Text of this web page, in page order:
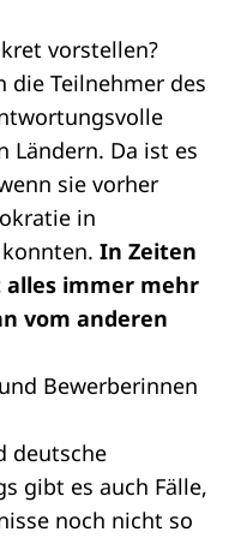
vorstellen?
die Teilnehmer des
Ländern. Da ist es
sie vorher
in
In Zeiten
alles immer mehr
vom anderen
Bewerberinnen
deutsche
gibt es auch Fälle,
noch nicht so